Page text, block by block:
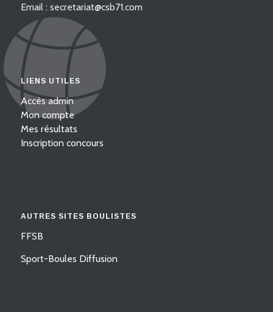
Email : secretariat@csb71.com
LIENS UTILES
Accès admin
Mon compte
Mes résultats
Inscription concours
AUTRES SITES BOULISTES
FFSB
Sport-Boules Diffusion